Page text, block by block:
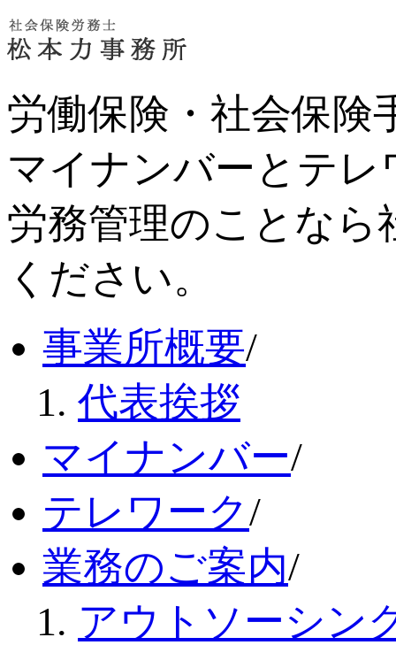
労働保険・社会保険
マイナンバーとテ
労務管理のことなら
ください。
事業所概要/
代表挨拶
マイナンバー/
テレワーク/
業務のご案内/
アウトソーシン